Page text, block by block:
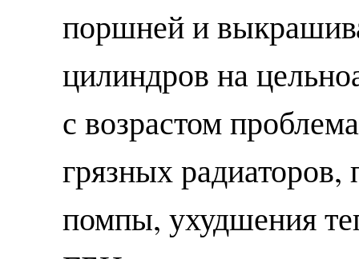
поршней и
цилиндров на
с возрастом
грязных
помпы, ухудшения